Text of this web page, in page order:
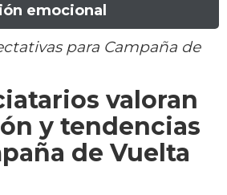
emocional
para Campaña de
valoran
y tendencias
de Vuelta